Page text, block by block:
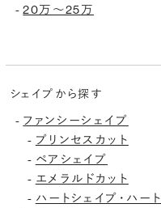
-20万〜25万
シェイプから探す
- ファンシーシェイプ
- プリンセスカット
- ペアシェイプ
- エメラルドカット
- ハートシェイプ・ハート